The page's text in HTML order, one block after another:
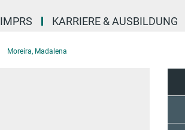
IMPRS KARRIERE & AUSBILDUNG
Moreira, Madalena